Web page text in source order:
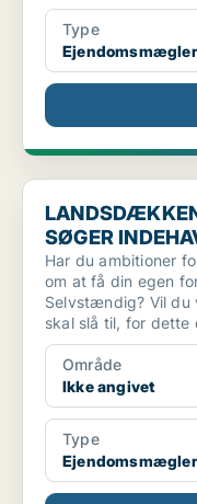
Type
Ejendomsmægler
LANDSDÆKKENDE
SØGER
Har du ambitioner
om at få din egen
Selvstændig? Vil du
skal slå til, for dette
Område
Ikke angivet
Type
Ejendomsmægler